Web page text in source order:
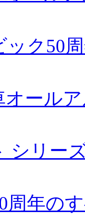
ック50
オール
シリ
周年の